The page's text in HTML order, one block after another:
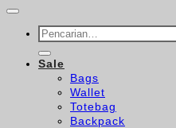
Pencarian
untuk:
Sale
Bags
Wallet
Totebag
Backpack